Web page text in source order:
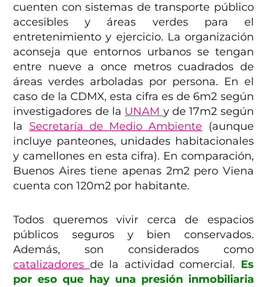
cuenten con sistemas de transporte público
accesibles y áreas verdes para el
entretenimiento y ejercicio. La organización
aconseja que entornos urbanos se tengan
entre nueve a once metros cuadrados de
áreas verdes arboladas por persona. En el
caso de la CDMX, esta cifra es de 6m2 según
investigadores de la UNAM y de 17m2 según
la Secretaría de Medio Ambiente (aunque
incluye panteones, unidades habitacionales
y camellones en esta cifra). En comparación,
Buenos Aires tiene apenas 2m2 pero Viena
cuenta con 120m2 por habitante.
Todos queremos vivir cerca de espacios
públicos seguros y bien conservados.
Además, son considerados como
catalizadores de la actividad comercial. Es
por eso que hay una presión inmobiliaria